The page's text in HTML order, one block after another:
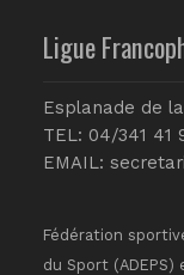
Ligue
Esplanade de
TEL: 04/341 41
EMAIL:
Fédération
du Sport